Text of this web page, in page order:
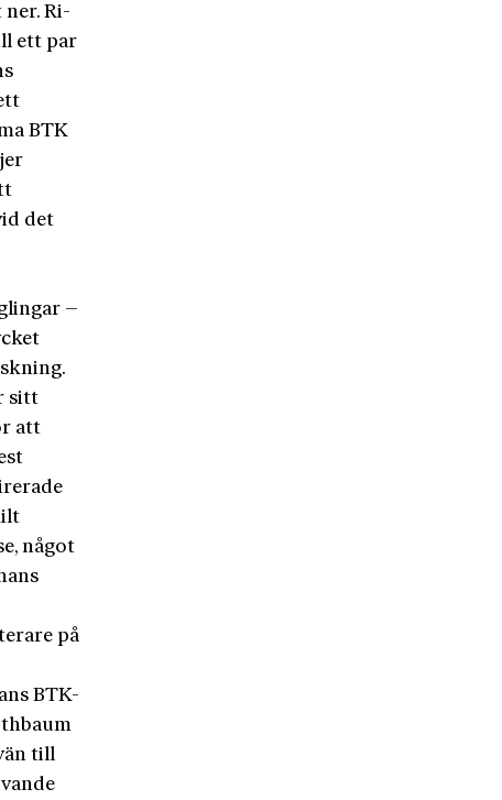
ner. Ri­
ett par
BTK
det
–
sitt
att
något
på
BTK-
till